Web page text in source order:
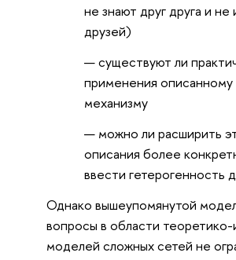
не знают друг друга и
друзей)
существуют ли
применения описанному
механизму
можно ли расширить
описания более
ввести гетерогенность
Однако вышеупомянутой
вопросы в области теоретико-
моделей сложных сетей не